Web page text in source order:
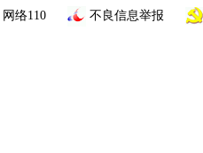
网络110 不良信息举报